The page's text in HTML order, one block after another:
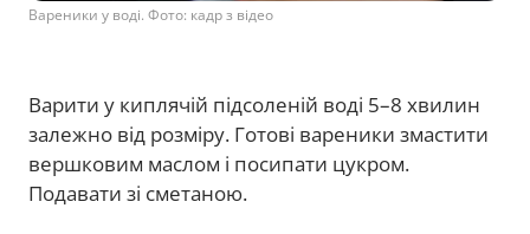
Вареники у воді. Фото: кадр з відео
Варити у киплячій підсоленій воді 5–8 хвилин
залежно від розміру. Готові вареники змастити
вершковим маслом і посипати цукром.
Подавати зі сметаною.